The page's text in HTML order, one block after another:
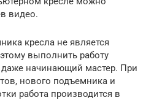
видео.
кресла не является
выполнить работу
начинающий мастер. При
нового подъемника и
работа производится в